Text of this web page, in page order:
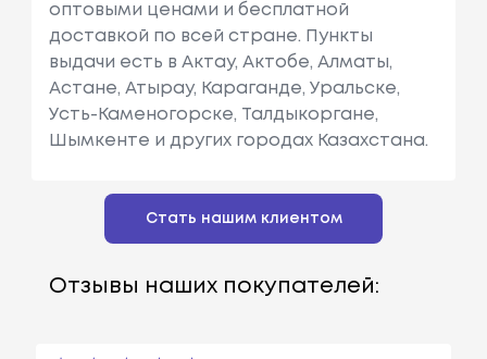
оптовыми ценами и бесплатной
доставкой по всей стране. Пункты
выдачи есть в Актау, Актобе, Алматы,
Астане, Атырау, Караганде, Уральске,
Усть-Каменогорске, Талдыкоргане,
Шымкенте и других городах Казахстана.
Стать нашим клиентом
Отзывы наших покупателей: